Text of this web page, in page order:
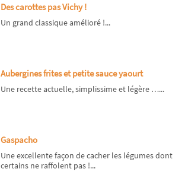
Des carottes pas Vichy !
Un grand classique amélioré !...
Aubergines frites et petite sauce yaourt
Une recette actuelle, simplissime et légère …...
Gaspacho
Une excellente façon de cacher les légumes dont
certains ne raffolent pas !...